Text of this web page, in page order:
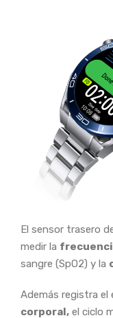
El sensor trasero
medir la
sangre (SpO2) y la
Además registra el
corporal, el ciclo